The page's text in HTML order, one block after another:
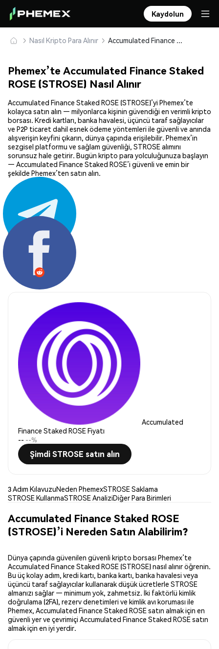
Kaydolun
Nasıl Kripto Para Alınır Accumulated Finance Staked ROSE (STROSE) Güvenle Satın Alın ve Saklayın
Phemex’te Accumulated Finance Staked
ROSE (STROSE) Nasıl Alınır
Accumulated Finance Staked ROSE (STROSE)’yi Phemex’te
kolayca satın alın — milyonlarca kişinin güvendiği en verimli kripto
borsası. Kredi kartları, banka havalesi, üçüncü taraf sağlayıcılar
ve P2P ticaret dahil esnek ödeme yöntemleri ile güvenli ve anında
alışverişin keyfini çıkarın, dünya çapında erişilebilir. Phemex’in
sezgisel platformu ve sağlam güvenliği, STROSE alımını
sorunsuz hale getirir. Bugün kripto para yolculuğunuza başlayın
— Accumulated Finance Staked ROSE’i güvenli ve emin bir
şekilde Phemex’ten satın alın.
Paylaş:
Accumulated
Finance Staked ROSE Fiyatı
-- --%
Şimdi STROSE satın alın
3 Adım KılavuzuNeden PhemexSTROSE Saklama
STROSE KullanmaSTROSE AnaliziDiğer Para Birimleri
Accumulated Finance Staked ROSE
(STROSE)’i Nereden Satın Alabilirim?
Dünya çapında güvenilen güvenli kripto borsası Phemex’te
Accumulated Finance Staked ROSE (STROSE) nasıl alınır öğrenin.
Bu üç kolay adım, kredi kartı, banka kartı, banka havalesi veya
üçüncü taraf sağlayıcılar kullanarak düşük ücretlerle STROSE
almanızı sağlar — minimum yok, zahmetsiz. İki faktörlü kimlik
doğrulama (2FA), rezerv denetimleri ve kimlik avı koruması ile
Phemex, Accumulated Finance Staked ROSE satın almak için en
güvenli yer ve çevrimiçi Accumulated Finance Staked ROSE satın
almak için en iyi yerdir.